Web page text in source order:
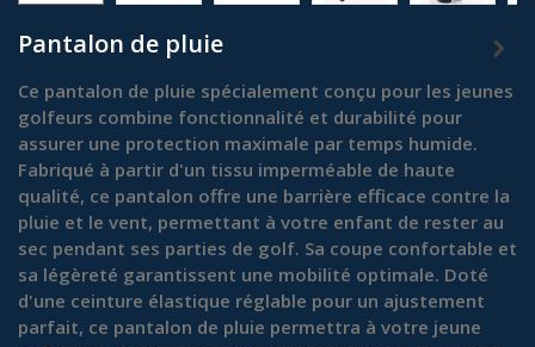
Pantalon de pluie
Ce pantalon de pluie spécialement conçu pour les jeunes
golfeurs combine fonctionnalité et durabilité pour
assurer une protection maximale par temps humide.
Fabriqué à partir d'un tissu imperméable de haute
qualité, ce pantalon offre une barrière efficace contre la
pluie et le vent, permettant à votre enfant de rester au
sec pendant ses parties de golf. Sa coupe confortable et
sa légèreté garantissent une mobilité optimale. Doté
d'une ceinture élastique réglable pour un ajustement
parfait, ce pantalon de pluie permettra à votre jeune